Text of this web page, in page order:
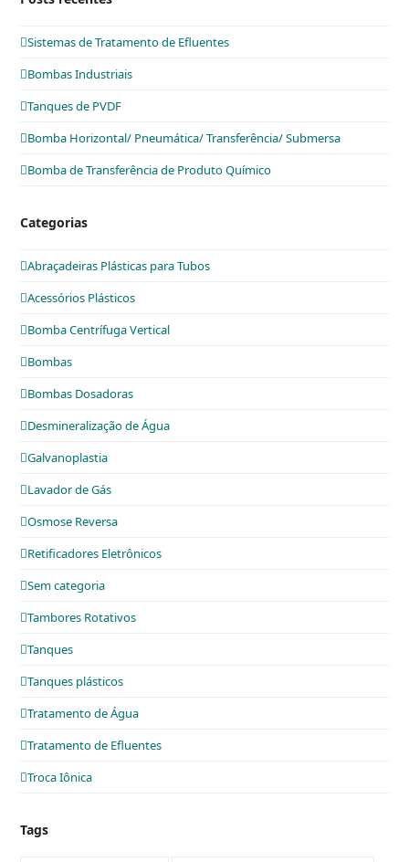
Sistemas de Tratamento de Efluentes
Bombas Industriais
Tanques de PVDF
Bomba Horizontal/ Pneumática/ Transferência/ Submersa
Bomba de Transferência de Produto Químico
Categorias
Abraçadeiras Plásticas para Tubos
Acessórios Plásticos
Bomba Centrífuga Vertical
Bombas
Bombas Dosadoras
Desmineralização de Água
Galvanoplastia
Lavador de Gás
Osmose Reversa
Retificadores Eletrônicos
Sem categoria
Tambores Rotativos
Tanques
Tanques plásticos
Tratamento de Água
Tratamento de Efluentes
Troca Iônica
Tags